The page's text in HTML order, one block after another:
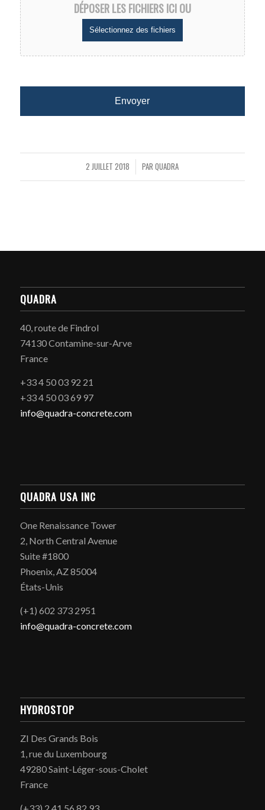
DÉPOSER LES FICHIERS ICI OU
2 JUILLET 2018
/ PARQUADRA
QUADRA
40, route de Findrol
74130 Contamine-sur-Arve
France
+33 4 50 03 92 21
+33 4 50 03 69 97
info@quadra-concrete.com
QUADRA USA INC
One Renaissance Tower
2, North Central Avenue
Suite #1800
Phoenix, AZ 85004
États-Unis
(+1) 602 373 2951
info@quadra-concrete.com
HYDROSTOP
ZI Des Grands Bois
1, rue du Luxembourg
49280 Saint-Léger-sous-Cholet
France